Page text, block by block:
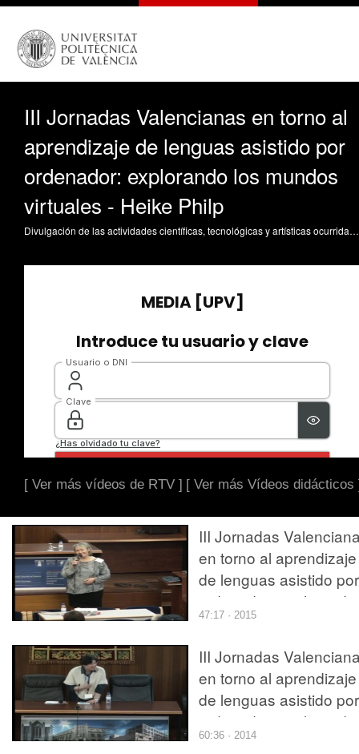
III Jornadas Valencianas en torno al
aprendizaje de lenguas asistido por
ordenador: explorando los mundos
virtuales - Heike Philp
Divulgación de las actividades científicas, tecnológicas y artísticas ocurridas en los tres campus de la UPV
[ Ver más vídeos de RTV ] [ Ver más Vídeos didácticos
III Jornadas
en torno al aprendizaje
de lenguas asistido por
ordenador: explorando
los mundos virtuales -
47:17 · 2015
III Jornadas
en torno al aprendizaje
de lenguas asistido por
ordenador: explorando
los mundos virtuales -
60:36 · 2014